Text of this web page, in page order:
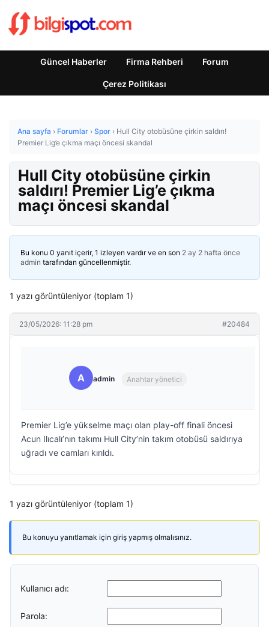
Güncel Haberler Firma Rehberi Forum
Çerez Politikası
Ana sayfa › Forumlar › Spor › Hull City otobüsüne çirkin saldırı!
Premier Lig’e çıkma maçı öncesi skandal
Hull City otobüsüne çirkin
saldırı! Premier Lig’e çıkma
maçı öncesi skandal
Bu konu 0 yanıt içerir, 1 izleyen vardır ve en son 2 ay 2 hafta önce
admin tarafından güncellenmiştir.
1 yazı görüntüleniyor (toplam 1)
23/05/2026: 11:28 pm #20484
A admin Anahtar yönetici
Premier Lig’e yükselme maçı olan play-off finali öncesi
Acun Ilıcalı’nın takımı Hull City’nin takım otobüsü saldırıya
uğradı ve camları kırıldı.
1 yazı görüntüleniyor (toplam 1)
Bu konuyu yanıtlamak için giriş yapmış olmalısınız.
Kullanıcı adı:
Parola: